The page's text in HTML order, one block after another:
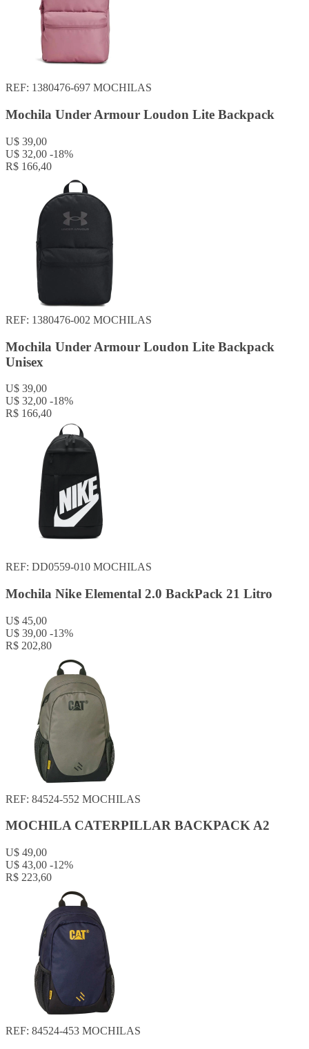
REF: 1380476-697 MOCHILAS
Mochila Under Armour Loudon Lite Backpack
U$ 39,00
U$ 32,00 -18%
R$ 166,40
REF: 1380476-002 MOCHILAS
Mochila Under Armour Loudon Lite Backpack
Unisex
U$ 39,00
U$ 32,00 -18%
R$ 166,40
REF: DD0559-010 MOCHILAS
Mochila Nike Elemental 2.0 BackPack 21 Litro
U$ 45,00
U$ 39,00 -13%
R$ 202,80
REF: 84524-552 MOCHILAS
MOCHILA CATERPILLAR BACKPACK A2
U$ 49,00
U$ 43,00 -12%
R$ 223,60
REF: 84524-453 MOCHILAS